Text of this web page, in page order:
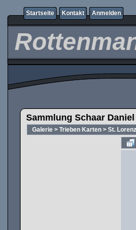
Startseite Kontakt Anmelden
Sammlung Schaar Daniel
Galerie > Trieben Karten > St.